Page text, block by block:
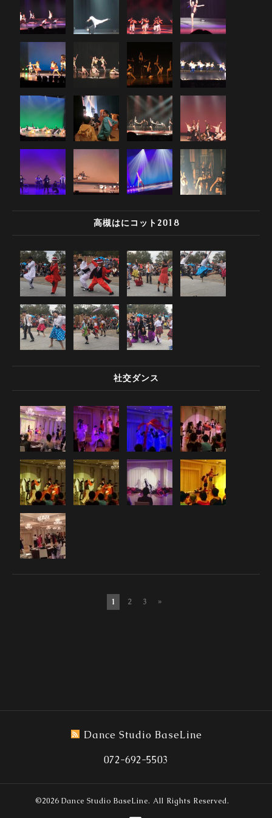
高槻はにコット2018
社交ダンス
1 2 3 »
Dance Studio BaseLine
072-692-5503
©2026 Dance Studio BaseLine. All Rights Reserved.